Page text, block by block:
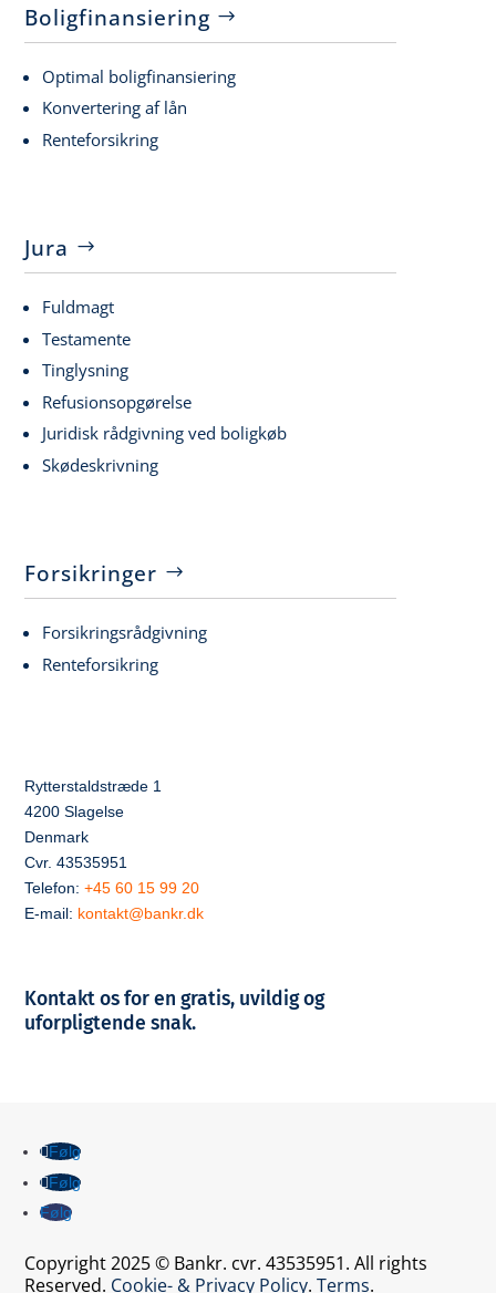
Boligfinansiering
Optimal boligfinansiering
Konvertering af lån
Renteforsikring
Jura
Fuldmagt
Testamente
Tinglysning
Refusionsopgørelse
Juridisk rådgivning ved boligkøb
Skødeskrivning
Forsikringer
Forsikringsrådgivning
Renteforsikring
Rytterstaldstræde 1
4200 Slagelse
Denmark
Cvr. 43535951
Telefon:+45 60 15 99 20
E-mail: kontakt@bankr.dk
Kontakt os for en gratis, uvildig og
uforpligtende snak.
Copyright 2025 © Bankr. cvr. 43535951. All rights
Reserved. Cookie- & Privacy Policy.Terms.
Følg
Følg
Følg